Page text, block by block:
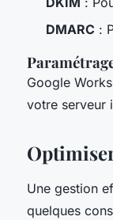
DMARC :
Google
votre serveur
Une gestion
quelques